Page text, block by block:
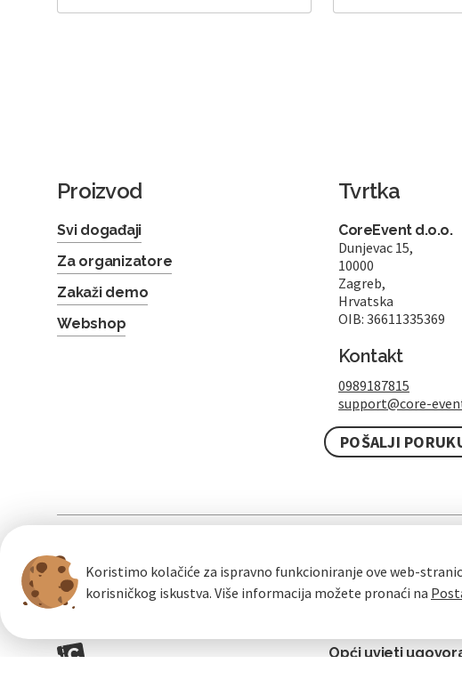
Koristimo kolačiće za ispravno funkcioniranje ove web-
korisničkog iskustva. Više informacija možete pronaći na
Proizvod
Svi događaji
Za organizatore
Zakaži demo
Webshop
Tvrtka
CoreEvent d.o.o.
Dunjevac 15,
10000
Zagreb,
Hrvatska
OIB: 36611335369
Kontakt
0989187815
support@core-
POŠALJI
Opći uvjeti